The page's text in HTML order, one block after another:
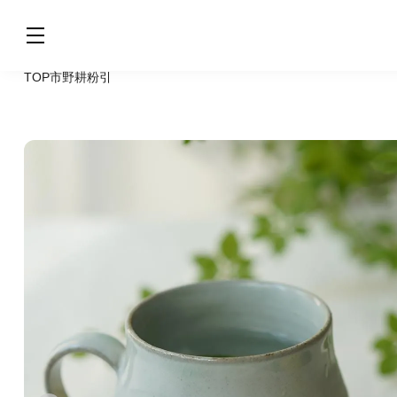
TOP市野耕粉引